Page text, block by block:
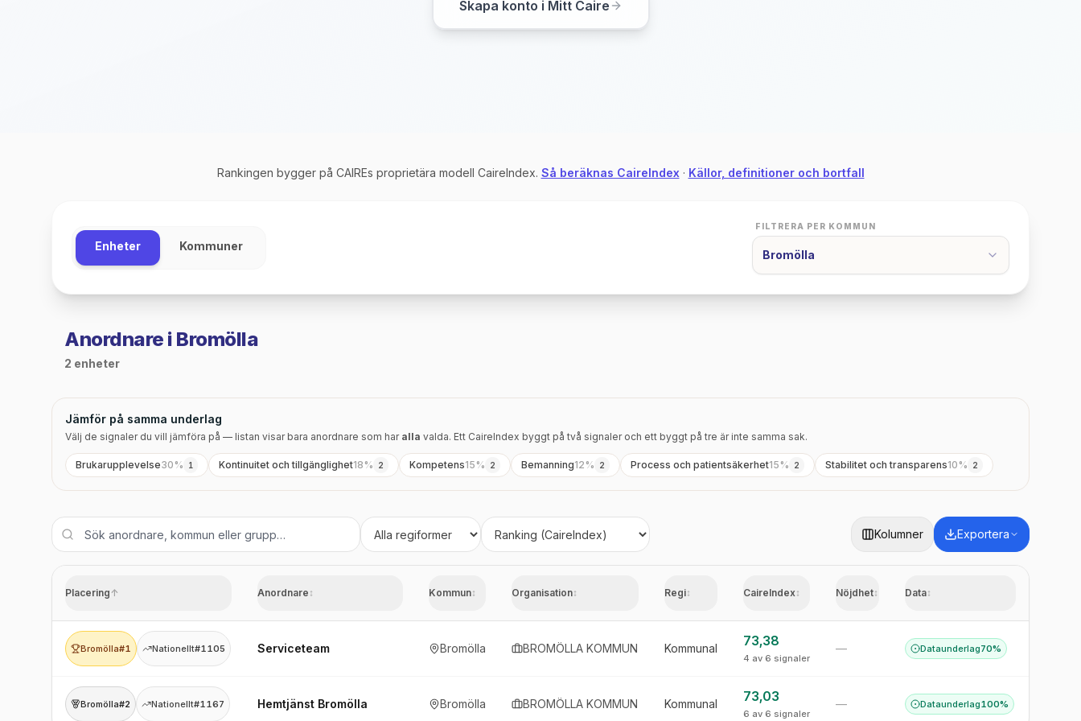
Skapa konto i Mitt Caire
Rankingen bygger på CAIREs proprietära modell CaireIndex. Så beräknas CaireIndex · Källor, definitioner och bortfall
Enheter Kommuner
FILTRERA PER KOMMUN
Bromölla
Anordnare i Bromölla
2 enheter
Jämför på samma underlag
Välj de signaler du vill jämföra på — listan visar bara anordnare som har alla valda. Ett CaireIndex byggt på två signaler och ett byggt på tre är inte samma sak.
Brukarupplevelse30 % 1 Kontinuitet och tillgänglighet18 % 2 Kompetens15 % 2 Bemanning12 % 2 Process och patientsäkerhet15 % 2 Stabilitet och transparens10 % 2
Regi Sortera
Kolumner Exportera
Placering↑ Anordnare ↕ Kommun↕ Organisation↕ Regi↕ CaireIndex↕ Nöjdhet↕ Data↕
Bromölla#1 Nationellt#1105 Serviceteam Bromölla BROMÖLLA KOMMUN Kommunal 73,38
4 av 6 signaler
— Dataunderlag70%
Bromölla#2 Nationellt#1167 Hemtjänst Bromölla Bromölla BROMÖLLA KOMMUN Kommunal 73,03
6 av 6 signaler
— Dataunderlag100%